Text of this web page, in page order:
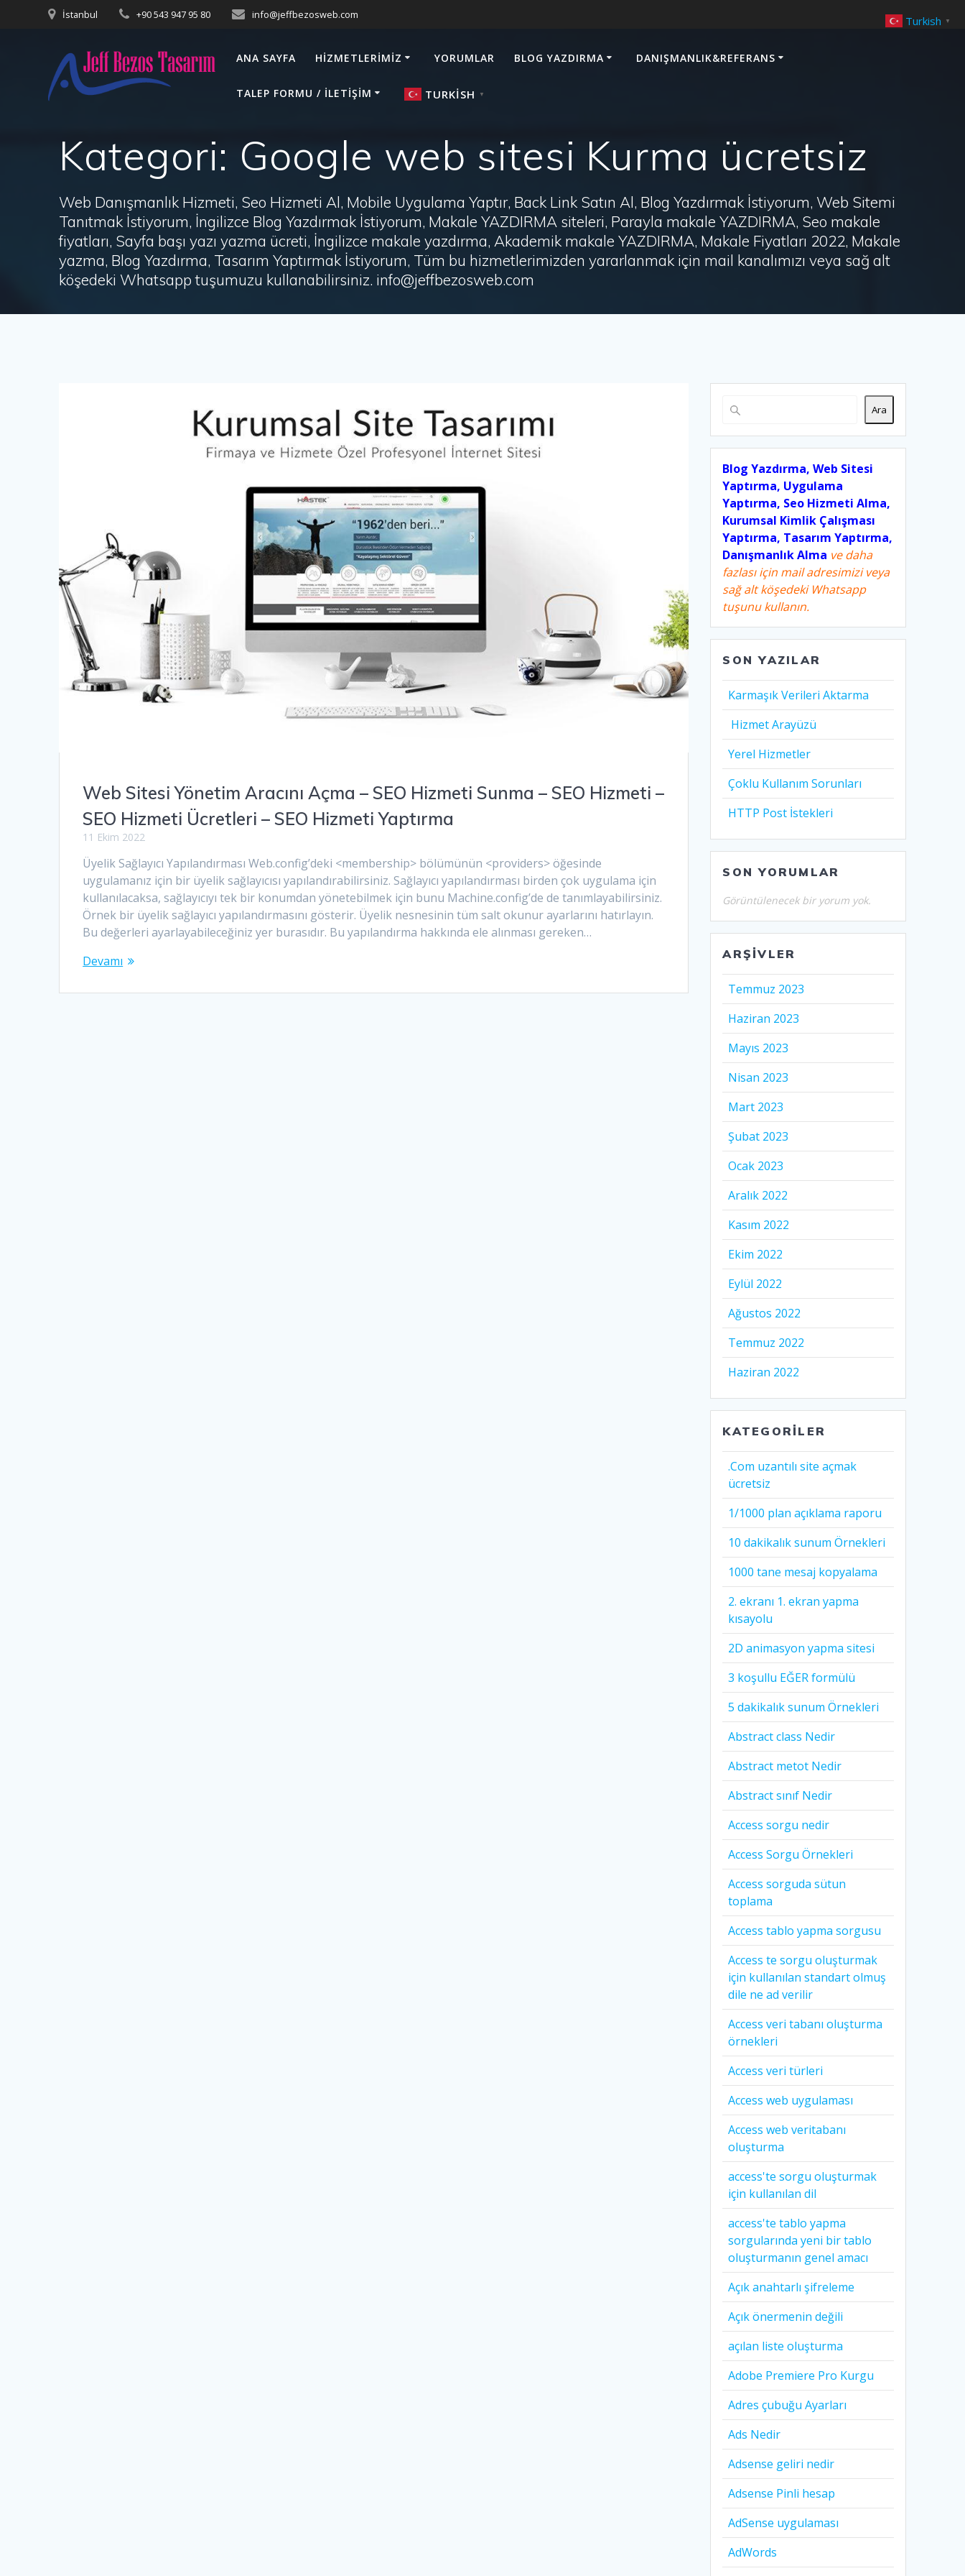
İstanbul +90 543 947 95 80 info@jeffbezosweb.com
ANA SAYFA HIZMETLERIMIZ YORUMLAR BLOG YAZDIRMA DANIŞMANLIK&REFERANS
TALEP FORMU / İLETIŞIM TURKISH ▼
Kategori: Google web sitesi Kurma ücretsiz
Web Danışmanlık Hizmeti, Seo Hizmeti Al, Mobile Uygulama Yaptır, Back Link Satın Al, Blog Yazdırmak İstiyorum, Web Sitemi
Tanıtmak İstiyorum, İngilizce Blog Yazdırmak İstiyorum, Makale YAZDIRMA siteleri, Parayla makale YAZDIRMA, Seo makale
fiyatları, Sayfa başı yazı yazma ücreti, İngilizce makale yazdırma, Akademik makale YAZDIRMA, Makale Fiyatları 2022, Makale
yazma, Blog Yazdırma, Tasarım Yaptırmak İstiyorum, Tüm bu hizmetlerimizden yararlanmak için mail kanalımızı veya sağ alt
köşedeki Whatsapp tuşumuzu kullanabilirsiniz. info@jeffbezosweb.com
Web Sitesi Yönetim Aracını Açma – SEO Hizmeti Sunma – SEO Hizmeti –
SEO Hizmeti Ücretleri – SEO Hizmeti Yaptırma
11 Ekim 2022
Üyelik Sağlayıcı Yapılandırması Web.config’deki <membership> bölümünün <providers> öğesinde
uygulamanız için bir üyelik sağlayıcısı yapılandırabilirsiniz. Sağlayıcı yapılandırması birden çok uygulama için
kullanılacaksa, sağlayıcıyı tek bir konumdan yönetebilmek için bunu Machine.config’de de tanımlayabilirsiniz.
Örnek bir üyelik sağlayıcı yapılandırmasını gösterir. Üyelik nesnesinin tüm salt okunur ayarlarını hatırlayın.
Bu değerleri ayarlayabileceğiniz yer burasıdır. Bu yapılandırma hakkında ele alınması gereken…
Devamı
Ara
Blog Yazdırma, Web Sitesi
Yaptırma, Uygulama
Yaptırma, Seo Hizmeti Alma,
Kurumsal Kimlik Çalışması
Yaptırma, Tasarım Yaptırma,
Danışmanlık Alma ve daha
fazlası için mail adresimizi veya
sağ alt köşedeki Whatsapp
tuşunu kullanın.
SON YAZILAR
Karmaşık Verileri Aktarma
Hizmet Arayüzü
Yerel Hizmetler
Çoklu Kullanım Sorunları
HTTP Post İstekleri
SON YORUMLAR
Görüntülenecek bir yorum yok.
ARŞIVLER
Temmuz 2023
Haziran 2023
Mayıs 2023
Nisan 2023
Mart 2023
Şubat 2023
Ocak 2023
Aralık 2022
Kasım 2022
Ekim 2022
Eylül 2022
Ağustos 2022
Temmuz 2022
Haziran 2022
KATEGORILER
.Com uzantılı site açmak
ücretsiz
1/1000 plan açıklama raporu
10 dakikalık sunum Örnekleri
1000 tane mesaj kopyalama
2. ekranı 1. ekran yapma
kısayolu
2D animasyon yapma sitesi
3 koşullu EĞER formülü
5 dakikalık sunum Örnekleri
Abstract class Nedir
Abstract metot Nedir
Abstract sınıf Nedir
Access sorgu nedir
Access Sorgu Örnekleri
Access sorguda sütun
toplama
Access tablo yapma sorgusu
Access te sorgu oluşturmak
için kullanılan standart olmuş
dile ne ad verilir
Access veri tabanı oluşturma
örnekleri
Access veri türleri
Access web uygulaması
Access web veritabanı
oluşturma
access'te sorgu oluşturmak
için kullanılan dil
access'te tablo yapma
sorgularında yeni bir tablo
oluşturmanın genel amacı
Açık anahtarlı şifreleme
Açık önermenin değili
açılan liste oluşturma
Adobe Premiere Pro Kurgu
Adres çubuğu Ayarları
Ads Nedir
Adsense geliri nedir
Adsense Pinli hesap
AdSense uygulaması
AdWords
Turkish ▼